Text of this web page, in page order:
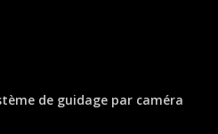
de guidage par caméra